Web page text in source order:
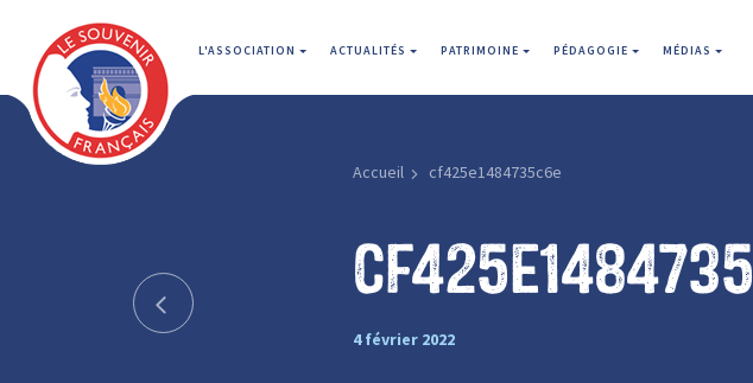
L'ASSOCIATION ACTUALITÉS PATRIMOINE PÉDAGOGIE MÉDIAS
Accueil cf425e1484735c6e
4 février 2022